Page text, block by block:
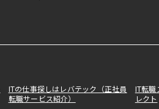
ITの仕事探しはレバテック（正社員
転職サービス紹介）
IT転
レクト